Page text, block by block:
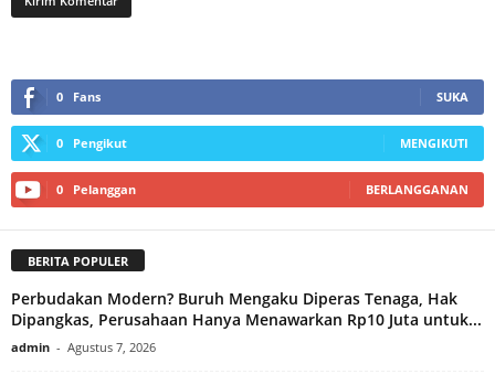
0 Fans SUKA
0 Pengikut MENGIKUTI
0 Pelanggan BERLANGGANAN
BERITA POPULER
Perbudakan Modern? Buruh Mengaku Diperas Tenaga, Hak
Dipangkas, Perusahaan Hanya Menawarkan Rp10 Juta untuk...
admin - Agustus 7, 2026